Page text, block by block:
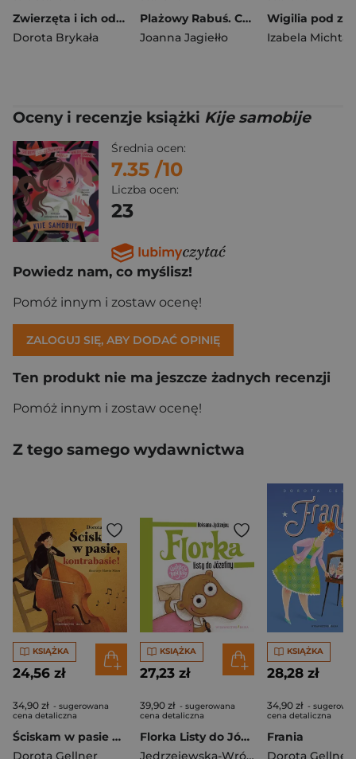
Zwierzęta i ich odgłosy
Dorota Brykała
Plażowy Rabuś. Czytam sobie. Poziom 3
Joanna Jagiełło
Wigilia pod
Izabela Michta
Oceny i recenzje książki Kije samobije
Średnia ocen:
7.35 /10
Liczba ocen:
23
Powiedz nam, co myślisz!
Pomóż innym i zostaw ocenę!
ZALOGUJ SIĘ, ABY DODAĆ OPINIĘ
Ten produkt nie ma jeszcze żadnych recenzji
Pomóż innym i zostaw ocenę!
Z tego samego wydawnictwa
KSIĄŻKA
24,56 zł
34,90 zł - sugerowana
cena detaliczna
Ściskam w pasie kontrabasie!
Dorota Gellner
KSIĄŻKA
27,23 zł
39,90 zł - sugerowana
cena detaliczna
Florka Listy do Józefiny
Jędrzejewska-Wróbel Roksana
KSIĄŻKA
28,28 zł
34,90 zł -
cena detaliczna
Frania
Dorota Gellner